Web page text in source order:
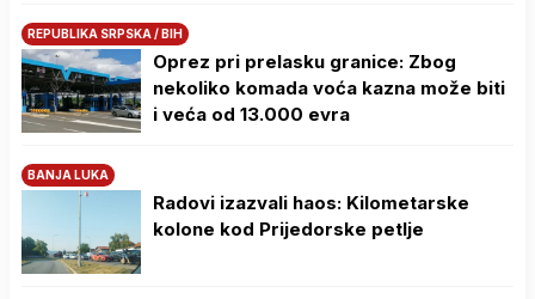
REPUBLIKA SRPSKA / BIH
Oprez pri prelasku granice: Zbog
nekoliko komada voća kazna može biti
i veća od 13.000 evra
BANJA LUKA
Radovi izazvali haos: Kilometarske
kolone kod Prijedorske petlje